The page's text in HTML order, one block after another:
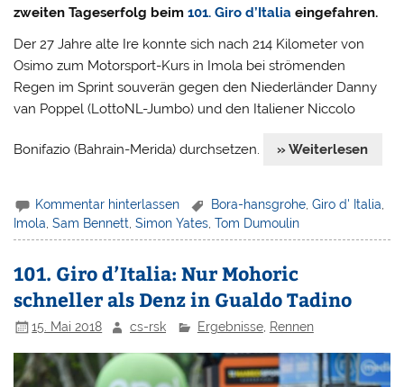
zweiten Tageserfolg beim101. Giro d’Italia eingefahren.
Der 27 Jahre alte Ire konnte sich nach 214 Kilometer von
Osimo zum Motorsport-Kurs in Imola bei strömenden
Regen im Sprint souverän gegen den Niederländer Danny
van Poppel (LottoNL-Jumbo) und den Italiener Niccolo
Bonifazio (Bahrain-Merida) durchsetzen. » Weiterlesen
Kommentar hinterlassen Bora-hansgrohe ,Giro d' Italia
Imola,Sam Bennett,Simon Yates,Tom Dumoulin
101. Giro d’Italia: Nur Mohoric
schneller als Denz in Gualdo Tadino
15. Mai 2018 cs-rsk Ergebnisse, Rennen